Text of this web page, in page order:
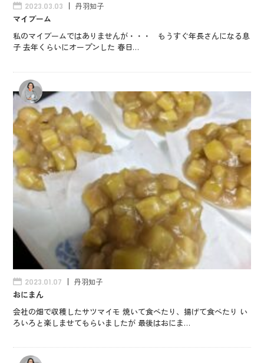
2023.03.03 丹羽知子
マイブーム
私のマイブームではありませんが・・・ もうすぐ年長さんになる息
子 去年くらいにオープンした 春日…
2023.01.07 丹羽知子
おにまん
会社の畑で収穫したサツマイモ 焼いて食べたり、揚げて食べたり い
ろいろと楽しませてもらいましたが 最後はおにま…